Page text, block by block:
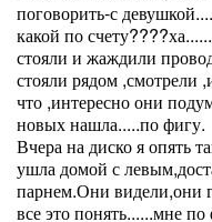
поговорить-с
какой по
стояли и жаждили
стояли рядом ,смотрели
что ,интересно они
новых нашла.....по фигу.
Вчера на диско я опять
ушла домой с
парнем.Они видели,они
все это понять......мне